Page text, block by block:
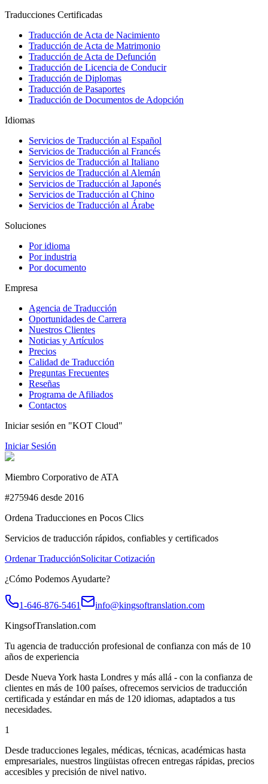
Traducciones Certificadas
Traducción de Acta de Nacimiento
Traducción de Acta de Matrimonio
Traducción de Acta de Defunción
Traducción de Licencia de Conducir
Traducción de Diplomas
Traducción de Pasaportes
Traducción de Documentos de Adopción
Idiomas
Servicios de Traducción al Español
Servicios de Traducción al Francés
Servicios de Traducción al Italiano
Servicios de Traducción al Alemán
Servicios de Traducción al Japonés
Servicios de Traducción al Chino
Servicios de Traducción al Árabe
Soluciones
Por idioma
Por industria
Por documento
Empresa
Agencia de Traducción
Oportunidades de Carrera
Nuestros Clientes
Noticias y Artículos
Precios
Calidad de Traducción
Preguntas Frecuentes
Reseñas
Programa de Afiliados
Contactos
Iniciar sesión en "KOT Cloud"
Iniciar Sesión
Miembro Corporativo de ATA
#275946 desde 2016
Ordena Traducciones en Pocos Clics
Servicios de traducción rápidos, confiables y certificados
Ordenar TraducciónSolicitar Cotización
¿Cómo Podemos Ayudarte?
1-646-876-5461
info@kingsoftranslation.com
KingsofTranslation.com
Tu agencia de traducción profesional de confianza con más de 10
años de experiencia
Desde Nueva York hasta Londres y más allá - con la confianza de
clientes en más de 100 países, ofrecemos servicios de traducción
certificada y estándar en más de 120 idiomas, adaptados a tus
necesidades.
1
Desde traducciones legales, médicas, técnicas, académicas hasta
empresariales, nuestros lingüistas ofrecen entregas rápidas, precios
accesibles y precisión de nivel nativo.